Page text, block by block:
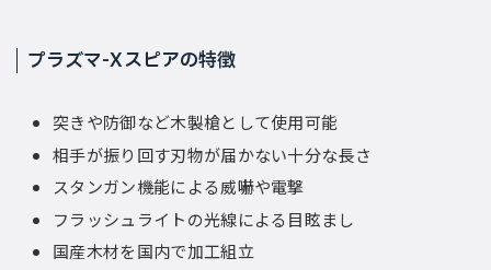
プラズマ-Xスピアの特徴
突きや防御など木製槍として使用可能
相手が振り回す刃物が届かない十分な長さ
スタンガン機能による威嚇や電撃
フラッシュライトの光線による目眩まし
国産木材を国内で加工組立